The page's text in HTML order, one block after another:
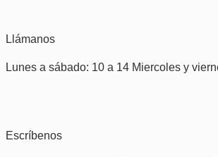
Llámanos
Lunes a sábado: 10 a 14 Miercoles y
Escríbenos